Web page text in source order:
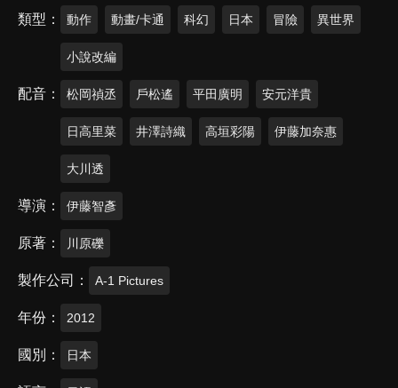
類型 動作 動畫/卡通 科幻 日本 冒險 異世界
小說改編
配音 松岡禎丞 戶松遙 平田廣明 安元洋貴
日高里菜 井澤詩織 高垣彩陽 伊藤加奈惠
大川透
導演 伊藤智彥
原著 川原礫
製作公司 A-1 Pictures
年份 2012
國別 日本